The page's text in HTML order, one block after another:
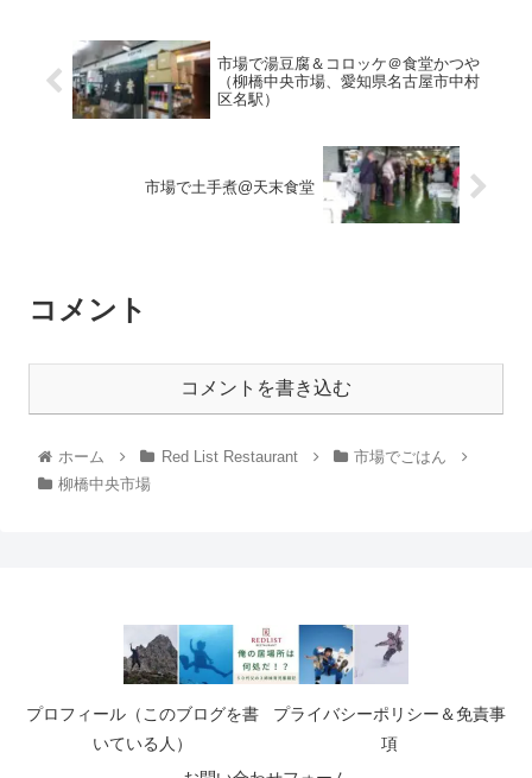
市場で湯豆腐＆コロッケ＠食堂かつや
（柳橋中央市場、愛知県名古屋市中村
区名駅）
市場で土手煮@天末食堂
コメント
コメントを書き込む
ホーム Red List Restaurant
市場でごはん
柳橋中央市場
プロフィール（このブログを書
いている人）
プライバシーポリシー＆免責事
項